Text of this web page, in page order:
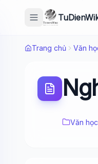
Trang chủ Văn
Văn học